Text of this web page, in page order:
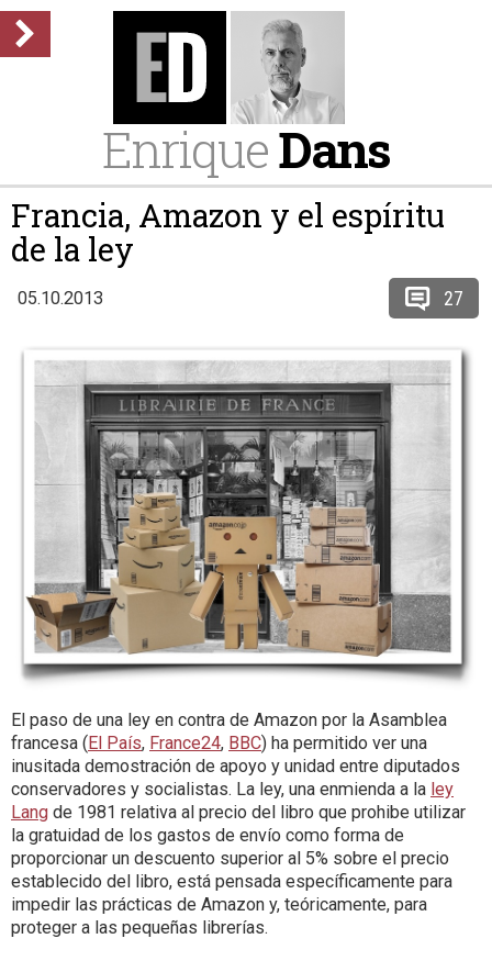
EnriqueDans
Francia, Amazon y el espíritu
de la ley
05.10.2013 27
El paso de una ley en contra de Amazon por la Asamblea
francesa (El País, France24, BBC) ha permitido ver una
inusitada demostración de apoyo y unidad entre diputados
conservadores y socialistas. La ley, una enmienda a la ley
Lang de 1981 relativa al precio del libro que prohibe utilizar
la gratuidad de los gastos de envío como forma de
proporcionar un descuento superior al 5% sobre el precio
establecido del libro, está pensada específicamente para
impedir las prácticas de Amazon y, teóricamente, para
proteger a las pequeñas librerías.